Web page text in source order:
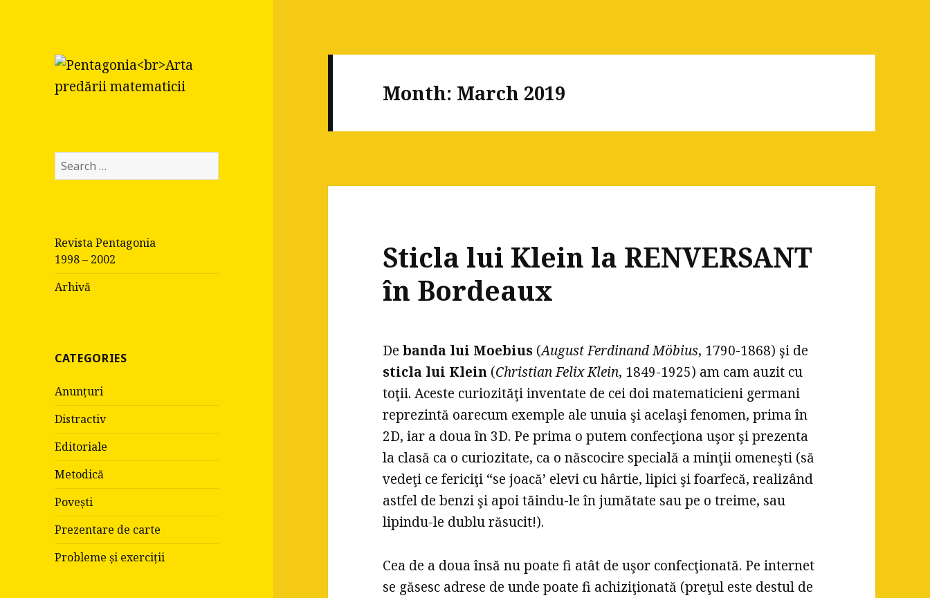
Pentagonia
Arta predării matematicii
S
e
h
f
o
r
Revista Pentagonia
1998 – 2002
Arhivă
CATEGORIES
Anunțuri
Distractiv
Editoriale
Metodică
Povești
Prezentare de carte
Probleme și exerciții
Month: March 2019
Sticla lui Klein la RENVERSANT
în Bordeaux
Debanda lui Moebius (August Ferdinand Möbius, 1790-1868) şi de
sticla lui Klein (Christian Felix Klein, 1849-1925) am cam auzit cu
toţii. Aceste curiozităţi inventate de cei doi matematicieni germani
reprezintă oarecum exemple ale unuia şi acelaşi fenomen, prima în
2D, iar a doua în 3D. Pe prima o putem confecţiona uşor şi prezenta
la clasă ca o curiozitate, ca o născocire specială a minţii omeneşti (să
vedeţi ce fericiţi “se joacă’ elevi cu hârtie, lipici şi foarfecă, realizând
astfel de benzi şi apoi tăindu-le în jumătate sau pe o treime, sau
lipindu-le dublu răsucit!).
Cea de a doua însă nu poate fi atât de uşor confecţionată. Pe internet
se găsesc adrese de unde poate fi achiziţionată (preţul este destul de